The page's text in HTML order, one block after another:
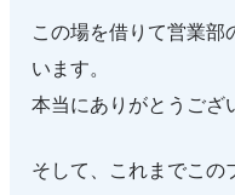
この場を借りて営業部
います。
本当にありがとうござ
そして、これまでこの